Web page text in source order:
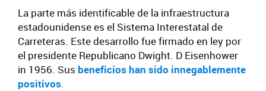
La parte más identificable de la infraestructura
estadounidense es el Sistema Interestatal de
Carreteras. Este desarrollo fue firmado en ley por
el presidente Republicano Dwight. D Eisenhower
in 1956. Sus beneficios han sido innegablemente
positivos.